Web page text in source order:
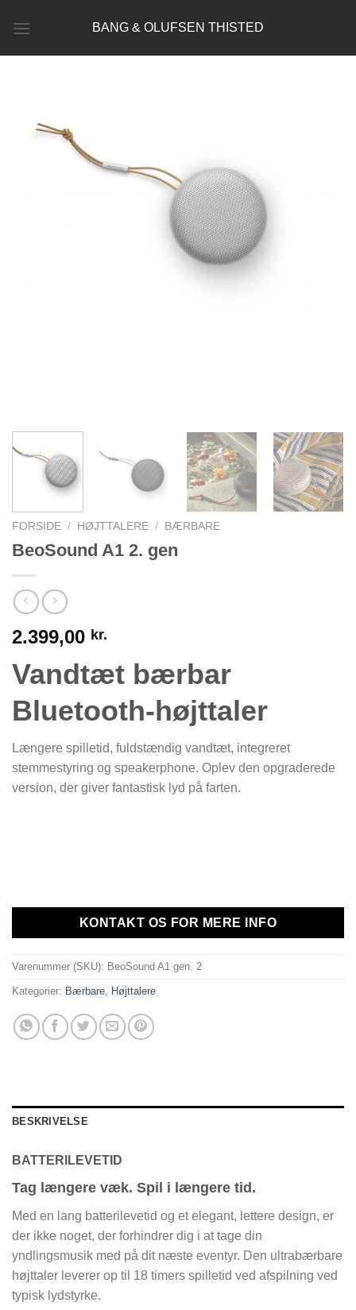
BANG & OLUFSEN THISTED
FORSIDE / HØJTTALERE / BÆRBARE
BeoSound A1 2. gen
2.399,00 kr.
Vandtæt bærbar
Bluetooth-højttaler
Længere spilletid, fuldstændig vandtæt, integreret
stemmestyring og speakerphone. Oplev den opgraderede
version, der giver fantastisk lyd på farten.
KONTAKT OS FOR MERE INFO
Varenummer (SKU): BeoSound A1 gen. 2
Kategorier: Bærbare, Højttalere
BESKRIVELSE
BATTERILEVETID
Tag længere væk. Spil i længere tid.
Med en lang batterilevetid og et elegant, lettere design, er
der ikke noget, der forhindrer dig i at tage din
yndlingsmusik med på dit næste eventyr. Den ultrabærbare
højttaler leverer op til 18 timers spilletid ved afspilning ved
typisk lydstyrke.